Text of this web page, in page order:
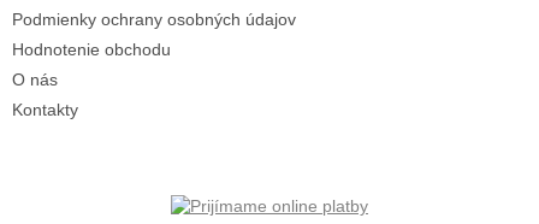
Podmienky ochrany osobných údajov
Hodnotenie obchodu
O nás
Kontakty